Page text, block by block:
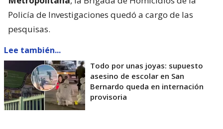
Policía de Investigaciones quedó a cargo de las
pesquisas.
Lee también...
Todo por unas joyas: supuesto
asesino de escolar en San
Bernardo queda en internación
provisoria